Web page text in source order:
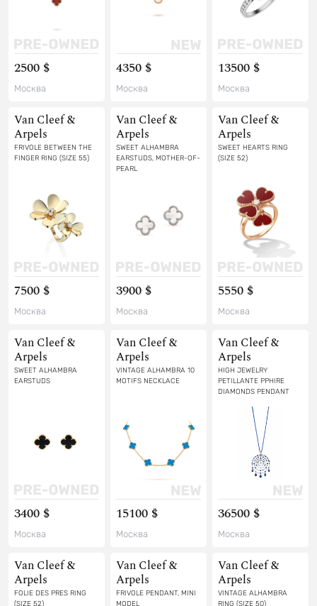
2500 $
Москва
4350 $
Москва
13500 $
Москва
Van Cleef &
Arpels
FRIVOLE BETWEEN THE
FINGER RING (SIZE 55)
7500 $
Москва
Van Cleef &
Arpels
SWEET ALHAMBRA
EARSTUDS, MOTHER-OF-
PEARL
3900 $
Москва
Van Cleef &
Arpels
SWEET HEARTS RING
(SIZE 52)
5550 $
Москва
Van Cleef &
Arpels
SWEET ALHAMBRA
EARSTUDS
3400 $
Москва
Van Cleef &
Arpels
VINTAGE ALHAMBRA 10
MOTIFS NECKLACE
15100 $
Москва
Van Cleef &
Arpels
HIGH JEWELRY
PETILLANTE PPHIRE
DIAMONDS PENDANT
36500 $
Москва
Van Cleef &
Arpels
FOLIE DES PRES RING
(SIZE 52)
Van Cleef &
Arpels
FRIVOLE PENDANT, MINI
MODEL
Van Cleef &
Arpels
VINTAGE ALHAMBRA
RING (SIZE 50)